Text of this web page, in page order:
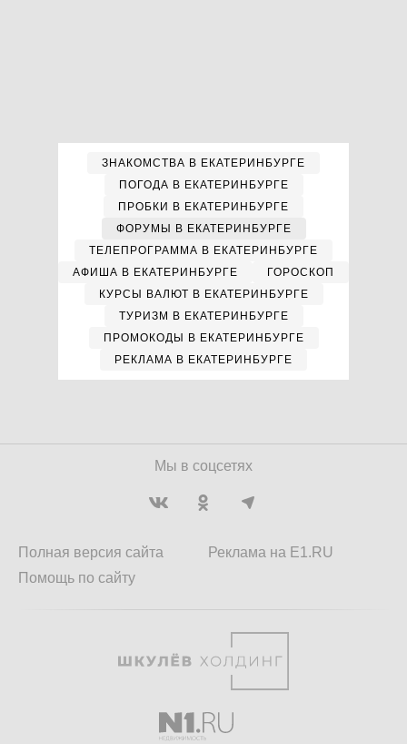
ЗНАКОМСТВА В ЕКАТЕРИНБУРГЕ
ПОГОДА В ЕКАТЕРИНБУРГЕ
ПРОБКИ В ЕКАТЕРИНБУРГЕ
ФОРУМЫ В ЕКАТЕРИНБУРГЕ
ТЕЛЕПРОГРАММА В ЕКАТЕРИНБУРГЕ
АФИША В ЕКАТЕРИНБУРГЕ
ГОРОСКОП
КУРСЫ ВАЛЮТ В ЕКАТЕРИНБУРГЕ
ТУРИЗМ В ЕКАТЕРИНБУРГЕ
ПРОМОКОДЫ В ЕКАТЕРИНБУРГЕ
РЕКЛАМА В ЕКАТЕРИНБУРГЕ
Мы в соцсетях
Полная версия сайта
Помощь по сайту
Реклама на E1.RU